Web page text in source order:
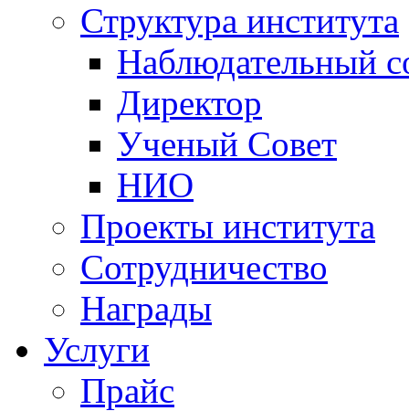
Структура института
Наблюдательный
Директор
Ученый Совет
НИО
Проекты института
Сотрудничество
Награды
Услуги
Прайс